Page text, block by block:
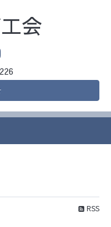
会
RSS